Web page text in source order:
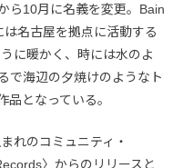
ら10月に名義を変更。Bain
名古屋を拠点に活動する
に暖かく、時には水のよ
で海辺の夕焼けのようなト
となっている。
れのコミュニティ・
〉からのリリースと